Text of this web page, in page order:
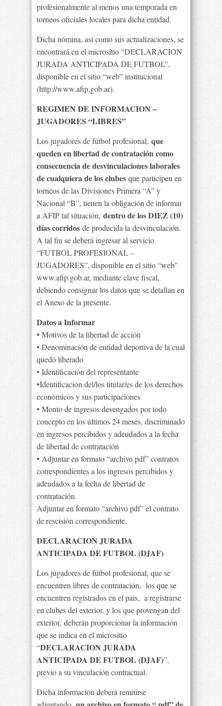
profesionalmente al menos una temporada en
torneos oficiales locales para dicha entidad.
Dicha nómina, así como sus actualizaciones, se
encontrará en el micrositio “DECLARACION
JURADA ANTICIPADA DE FUTBOL”,
disponible en el sitio “web” institucional
(http://www.afip.gob.ar).
REGIMEN DE INFORMACION –
JUGADORES “LIBRES”
Los jugadores de fútbol profesional, que
queden en libertad de contratación como
consecuencia de desvinculaciones laborales
de cualquiera de los clubes que participen en
torneos de las Divisiones Primera “A” y
Nacional “B”, tienen la obligación de informar
a AFIP tal situación, dentro de los DIEZ (10)
días corridos de producida la desvinculación.
A tal fin se deberá ingresar al servicio
“FUTBOL PROFESIONAL –
JUGADORES”, disponible en el sitio “web”
www.afip.gob.ar, mediante clave fiscal,
debiendo consignar los datos que se detallan en
el Anexo de la presente.
Datos a Informar
• Motivos de la libertad de acción
• Denominación de entidad deportiva de la cual
quedó liberado
• Identificación del representante
•Identificación del/los titular/es de los derechos
económicos y sus participaciones
• Monto de ingresos devengados por todo
concepto en los últimos 24 meses, discriminado
en ingresos percibidos y adeudados a la fecha
de libertad de contratación
• Adjuntar en formato “archivo pdf” contratos
correspondientes a los ingresos percibidos y
adeudados a la fecha de libertad de
contratación.
Adjuntar en formato “archivo pdf” el contrato
de rescisión correspondiente.
DECLARACION JURADA
ANTICIPADA DE FUTBOL (DJAF)
Los jugadores de fútbol profesional, que se
encuentren libres de contratación, los que se
encuentren registrados en el pais, a registrarse
en clubes del exterior, y los que provengan del
exterior, deberán proporcionar la información
que se indica en el micrositio
“DECLARACION JURADA
ANTICIPADA DE FUTBOL (DJAF)”,
previo a su vinculación contractual.
Dicha información deberá remitirse